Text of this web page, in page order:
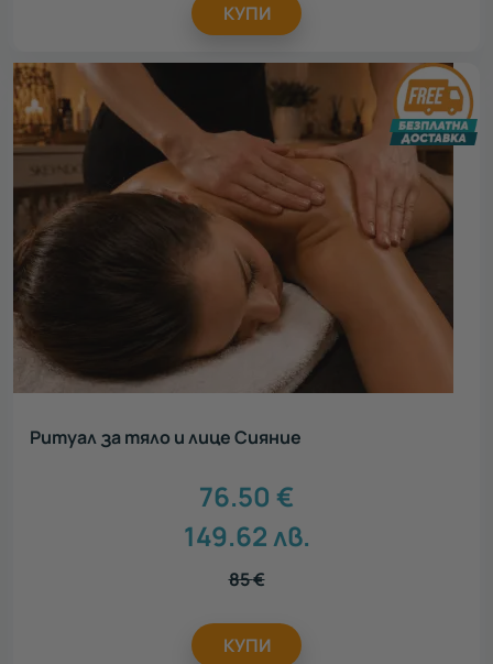
КУПИ
Ритуал за тяло и лице Сияние
76.50 €
149.62лв.
85€
КУПИ